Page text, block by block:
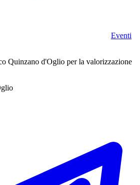
Eventi
Quinzano d'Oglio per la valorizzazione